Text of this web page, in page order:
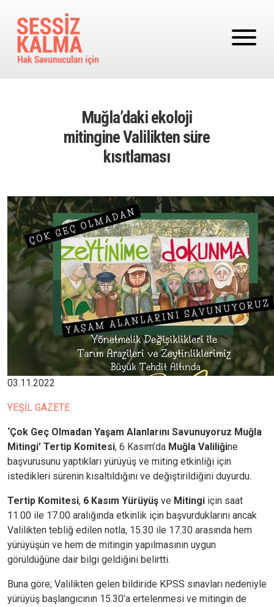
Muğla’daki ekoloji
mitingine Valilikten süre
kısıtlaması
Image
03.11.2022
YEŞİL GAZETE
‘Çok Geç Olmadan Yaşam Alanlarını Savunuyoruz Muğla
Mitingi’ Tertip Komitesi, 6 Kasım’da Muğla Valiliğine
başvurusunu yaptıkları yürüyüş ve miting etkinliği için
istedikleri sürenin kısaltıldığını ve değiştirildiğini duyurdu.
Tertip Komitesi, 6 Kasım Yürüyüş ve Mitingi için saat
11.00 ile 17.00 aralığında etkinlik için başvurduklarını ancak
Valilikten tebliğ edilen notla, 15.30 ile 17.30 arasında hem
yürüyüşün ve hem de mitingin yapılmasının uygun
görüldüğüne dair bilgi geldiğini belirtti.
Buna göre; Valilikten gelen bildiride KPSS sınavları nedeniyle
yürüyüş başlangıcının 15.30’a ertelenmesi ve mitingin de